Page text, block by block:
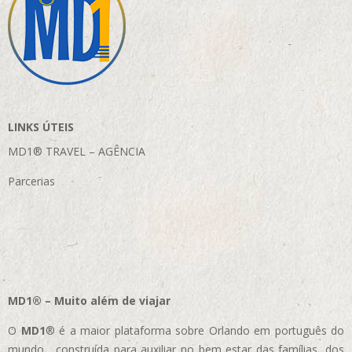
LINKS ÚTEIS
MD1® TRAVEL – AGÊNCIA
Parcerias
MD1® – Muito além de viajar
O MD1® é a maior plataforma sobre Orlando em português do